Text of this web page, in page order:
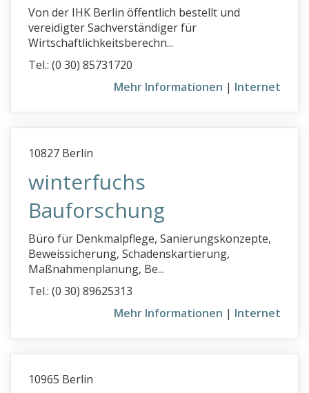
Von der IHK Berlin öffentlich bestellt und
vereidigter Sachverständiger für
Wirtschaftlichkeitsberechn...
Tel.: (0 30) 85731720
Mehr Informationen | Internet
10827 Berlin
winterfuchs
Bauforschung
Büro für Denkmalpflege, Sanierungskonzepte,
Beweissicherung, Schadenskartierung,
Maßnahmenplanung, Be...
Tel.: (0 30) 89625313
Mehr Informationen | Internet
10965 Berlin